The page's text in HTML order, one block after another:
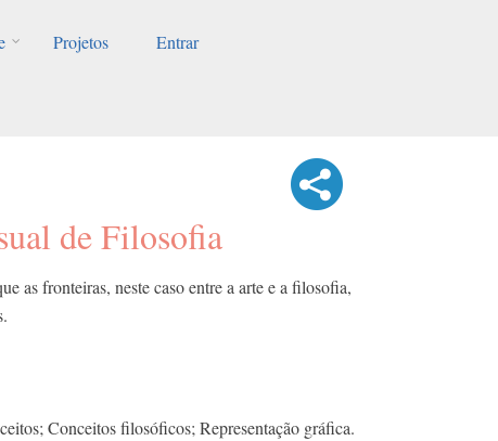
Projetos Entrar
de Filosofia
as fronteiras, neste caso entre a arte e a filosofia,
Conceitos filosóficos; Representação gráfica.